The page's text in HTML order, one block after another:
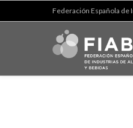
Federación Española de